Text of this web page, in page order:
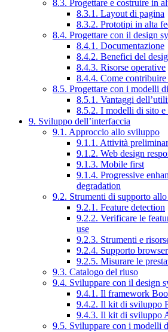
8.3. Progettare e costruire in
8.3.1. Layout di pagina
8.3.2. Prototipi in alta
8.4. Progettare con il design
8.4.1. Documentazione
8.4.2. Benefici del
8.4.3. Risorse operative
8.4.4. Come
8.5. Progettare con i modelli
8.5.1. Vantaggi
8.5.2. I modelli di sito
9. Sviluppo dell’interfaccia
9.1. Approccio allo sviluppo
9.1.1. Attività
9.1.2. Web design
9.1.3. Mobile first
9.1.4. Progressive
degradation
9.2. Strumenti di supporto
9.2.1. Feature detection
9.2.2. Verificare le
use
9.2.3. Strumenti e
9.2.4. Supporto browser
9.2.5. Misurare le
9.3. Catalogo del riuso
9.4. Sviluppare con il design
9.4.1. Il framework
9.4.2. Il kit di sviluppo
9.4.3. Il kit di sviluppo
9.5. Sviluppare con i modelli